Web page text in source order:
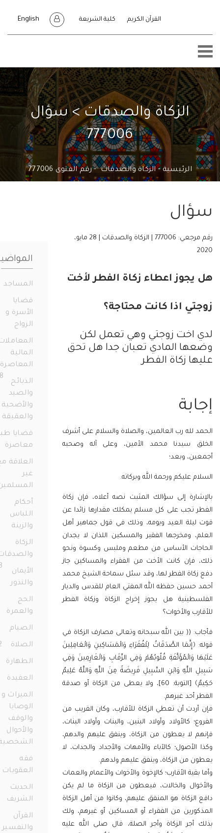
القرآن الكريم كلية الشريعة English
الزكاة والصدقات > سؤال
777006
الرئيسية الزكاة والصدقات رقم الفتوى 777006
رقم مرجعي: 777006 | الزكاة والصدقات | 28 مايو،
اعطاء زكاة الفطر لأخت
اذا كانت محتاجة؟
اخت زوجتي وهي تعمل لكن
المادي تعبان جدا هل تحق
زكاة الفطر
لله رب العالمين، والصلاة والسلام على أشرف
سيدنا محمد الأمين، وعلى آله وصحبه
وبعد؛
عليكم ورحمة الله وبركاته.
إلى سؤالك المثبت نصه أعلاه، فإن زكاة
تجب على كل مسلم يمكلك مقدارها زائدا عن
العيد ويومه، وذلك في قول جماهير أهل
ومخرجها الفقير والمسكين اللذان لا يجدان
الأساس من مطعم وملبس وكسوة ونحو
كانت الأخت من الفقراء والمساكين جاز
الفطر لها، وقد سئل سماحة الشيخ محمد
حفظه الله المفتي العام للقدس والديار
هليجوز إخراج الزكاة وزكاة الفطر
والأخوات؟
(( بين الله سبحانه وتعالى مصارف الزكاة في
الصَّدَقَاتُ لِلْفُقَرَاءِ وَالْمَسَاكِينِ وَالْعَامِلِينَ
وَالْمُؤَلَّفَةِ قُلُوبُهُمْ وَفِي الرِّقَابِ وَالْغَارِمِينَ وَفِي
وَابْنِ السَّبِيلِ فَرِيضَةً مِنَ اللَّهِ وَاللَّهُ عَلِيمٌ
حَكِيمٌ﴾ [التوبة: 60]، ولا يعطى من الزكاة أو صدقة
أحد غيرهم.
أن تعطي الزكاة للأقارب، وكان القريب من
كالأولاد وأولاد البنين، والبنات وأولاد البنات،
لا يعطون من الزكاة، وينفق عليهم والدهم،
كالآباء والأمهات والأجداد والجدات، لا
من الزكاة، وينفق عليهم ولدهم.
الأقارب؛ كالإخوة والأخوات والأعمام والعمات
والخالات، فيعطون من الزكاة ما لم يكن
هو المنفق عليهم، وكانوا من أهل الزكاة
من الفقراء أو المساكين أو غيرهم، ولك
الزكاة وأجر الصلة، قال صلى الله عليه
المواضيع
المساجد 19
الأسرة و
331
المعاملات
المعاصرة
658
والصيد
والأضحية
والعقيقة 14
قضايا طبية
معاصرة
77
العلاقة مع
المسلمين
36
72
والصدقات
158
68
والعمرة
23
91
172
الطهارة 98
العقيدة 38
الميراث و
والوقف
والأحوال
الشخصية
العقوبات
11
الشريف
12
والتفسير 56